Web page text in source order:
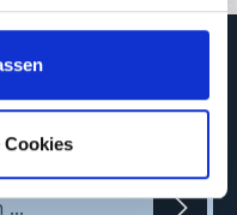
erscheinenden
Produkte und Angebote